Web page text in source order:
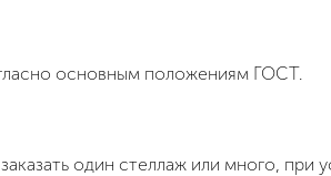
основным положениям ГОСТ.
один стеллаж или много, при